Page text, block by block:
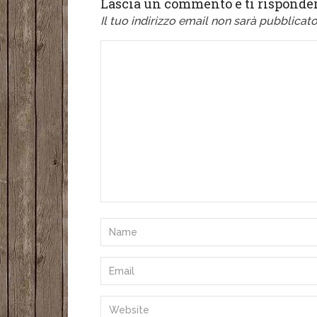
Lascia un commento e ti
Il tuo indirizzo email non sarà